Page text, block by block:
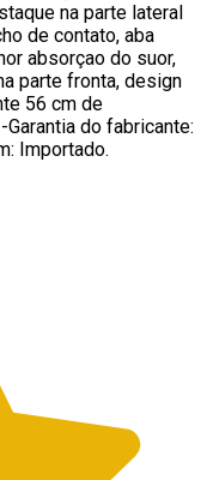
na parte lateral
de contato, aba
absorçao do suor,
parte fronta, design
56 cm de
do fabricante:
Importado.